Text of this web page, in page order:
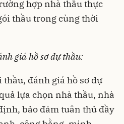
hợp nhà thầu thực
thầu trong cùng thời
giá hồ sơ dự thầu:
thầu, đánh giá hồ sơ dự
lựa chọn nhà thầu, nhà
bảo đảm tuân thủ đầy